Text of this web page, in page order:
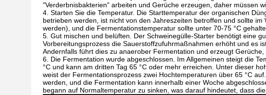
"Verderbnisbakterien" arbeiten und Gerüche erzeugen, daher müssen
4. Starten Sie die Temperatur. Die Starttemperatur der organischen
betrieben werden, ist nicht von den Jahreszeiten betroffen und sollte
werden), und die Fermentationstemperatur sollte unter 70-75 °C
5. Gut mischen und belüften. Der Schweinegülle-Starter benötigt eine
Vorbereitungsprozess die Sauerstoffzufuhrmaßnahmen erhöht und es
Andernfalls führt dies zu anaerober Fermentation und erzeugt
6. Die Fermentation wurde abgeschlossen. Im Allgemeinen steigt die
°C und kann am dritten Tag 65 °C oder mehr erreichen. Unter dieser
weist der Fermentationsprozess zwei Hochtemperaturen über 65 °C
werden, und die Fermentation kann innerhalb einer Woche
begann auf Normaltemperatur zu sinken, was darauf hindeutet, dass